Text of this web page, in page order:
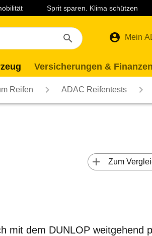
Sprit sparen. Klima schützen
Mein
Versicherungen & Finanzen
Reifen ADAC Reifentests
Zum
mit dem DUNLOP weitgehend